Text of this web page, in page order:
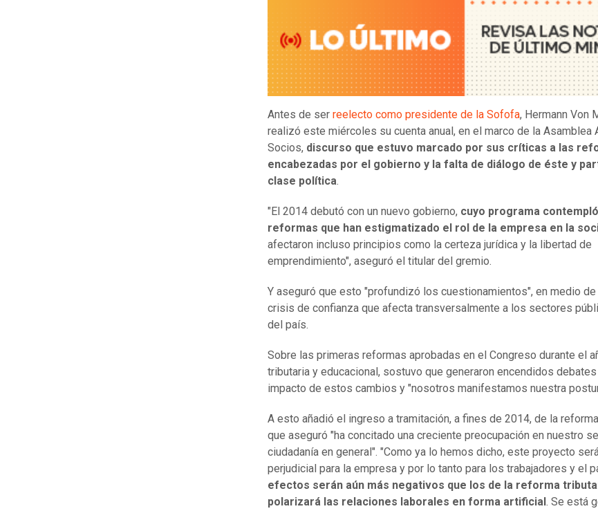
Antes de ser reelecto como presidente de la Sofofa, Hermann Von
realizó este miércoles su cuenta anual, en el marco de la Asamblea
Socios, discurso que estuvo marcado por sus críticas a las
encabezadas por el gobierno y la falta de diálogo de éste y
clase política.
"El 2014 debutó con un nuevo gobierno, cuyo programa
reformas que han estigmatizado el rol de la empresa en la
afectaron incluso principios como la certeza jurídica y la libertad de
emprendimiento", aseguró el titular del gremio.
Y aseguró que esto "profundizó los cuestionamientos", en medio
crisis de confianza que afecta transversalmente a los sectores
del país.
Sobre las primeras reformas aprobadas en el Congreso durante el
tributaria y educacional, sostuvo que generaron encendidos debates
impacto de estos cambios y "nosotros manifestamos nuestra
A esto añadió el ingreso a tramitación, a fines de 2014, de la
que aseguró "ha concitado una creciente preocupación en nuestro
ciudadanía en general". "Como ya lo hemos dicho, este proyecto
perjudicial para la empresa y por lo tanto para los trabajadores y el
efectos serán aún más negativos que los de la reforma
polarizará las relaciones laborales en forma artificial . Se está